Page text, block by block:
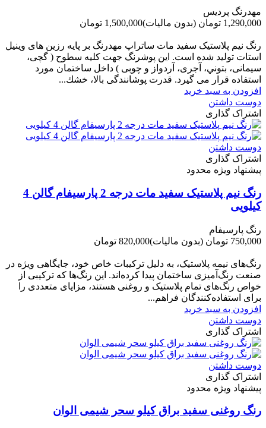
مهدرنگ پردیس
1,290,000 تومان
(بدون مالیات)1,500,000 تومان
رنگ نیم پلاستیک سفید مات ساتراپ مهدرنگ بر پایه رزین های وینیل
استات تولید شده است. این پوشرنگ جهت کلیه سطوح ( گچی،
سیمانی، بتوني، آجری، آردواز و چوبی ) داخل ساختمان مورد
استفاده قرار می گیرد. قدرت پوشانندگی بالا، خشك...
افزودن به سبد خرید
دوست داشتن
اشتراک گذاری
دوست داشتن
اشتراک گذاری
پیشنهاد ویژه محدود
رنگ نیم پلاستیک سفید مات درجه 2 پارسیفام گالن 4
کیلویی
رنگ پارسیفام
750,000 تومان
(بدون مالیات)820,000 تومان
رنگ‌های نیمه پلاستیک، به دلیل ترکیبات خاص خود، جایگاهی ویژه در
صنعت رنگ‌آمیزی ساختمان پیدا کرده‌اند. این رنگ‌ها که ترکیبی از
خواص رنگ‌های تمام پلاستیک و روغنی هستند، مزایای متعددی را
برای استفاده‌کنندگان فراهم...
افزودن به سبد خرید
دوست داشتن
اشتراک گذاری
دوست داشتن
اشتراک گذاری
پیشنهاد ویژه محدود
رنگ روغنی سفید براق کیلو سحر شیمی الوان